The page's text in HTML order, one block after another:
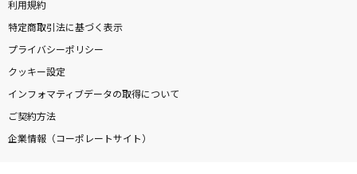
利用規約
特定商取引法に基づく表示
プライバシーポリシー
クッキー設定
インフォマティブデータの取得について
ご契約方法
企業情報（コーポレートサイト）